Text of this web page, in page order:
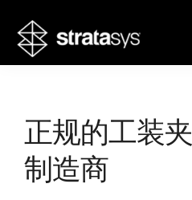
正规的工装
制造商